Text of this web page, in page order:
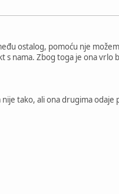
ostalog, pomoću nje
s nama. Zbog toga je ona vrlo
tako, ali ona drugima odaje